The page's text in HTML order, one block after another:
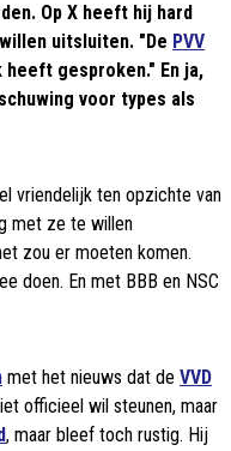
Op X heeft hij hard
uitsluiten. "De PVV
gesproken." En ja,
voor types als
vriendelijk ten opzichte van
met ze te willen
zou er moeten komen.
doen. En met BBB en NSC
met het nieuws dat de VVD
officieel wil steunen, maar
, maar bleef toch rustig. Hij